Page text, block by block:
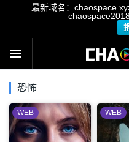
最新域名：
恐怖
WEB WEB